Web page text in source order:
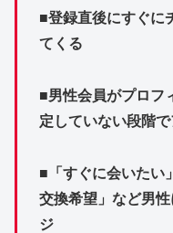
■登録直後にすぐに
てくる
■男性会員がプロフ
定していない段階
■「すぐに会いたい
交換希望」など男
ジ